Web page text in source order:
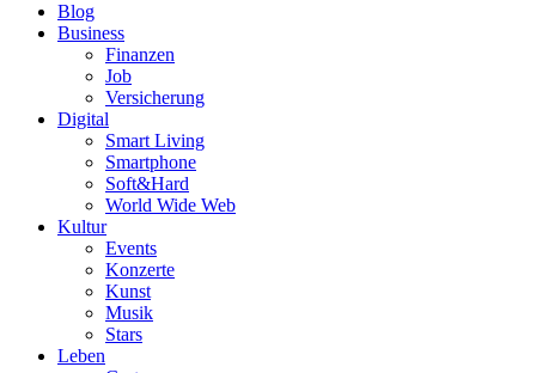
Blog
Business
Finanzen
Job
Versicherung
Digital
Smart Living
Smartphone
Soft&Hard
World Wide Web
Kultur
Events
Konzerte
Kunst
Musik
Stars
Leben